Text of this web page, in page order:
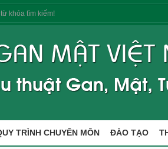
TRÌNH CHUYÊN MÔN ĐÀO TẠO